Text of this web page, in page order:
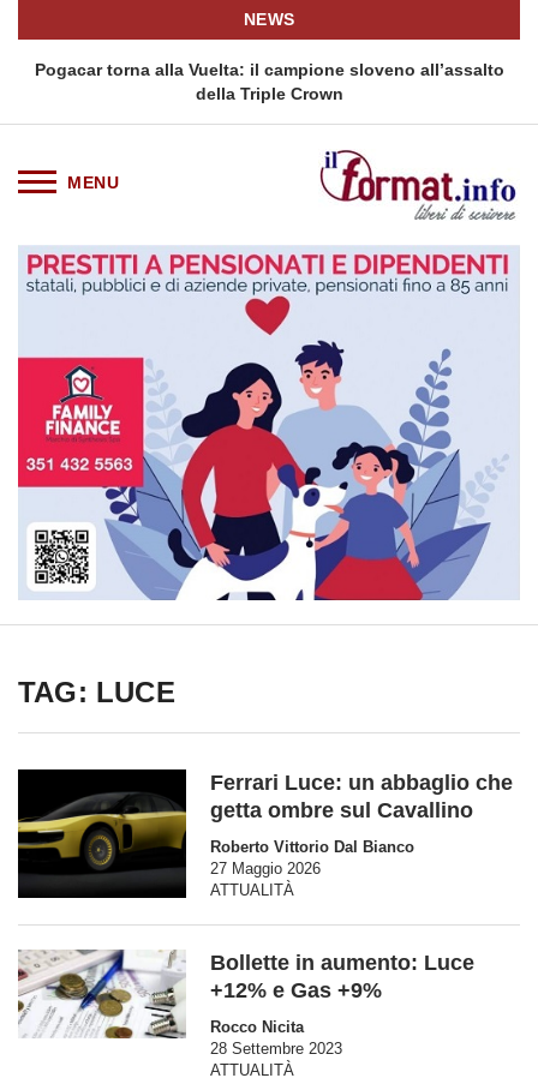
NEWS
Pogacar torna alla Vuelta: il campione sloveno all’assalto
della Triple Crown
TAG: LUCE
Ferrari Luce: un abbaglio che
getta ombre sul Cavallino
Roberto Vittorio Dal Bianco
27 Maggio 2026
ATTUALITÀ
Bollette in aumento: Luce
+12% e Gas +9%
Rocco Nicita
28 Settembre 2023
ATTUALITÀ